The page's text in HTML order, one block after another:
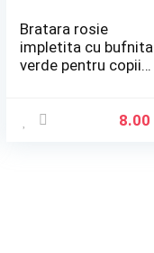
Bratara rosie
impletita cu bufnita
verde pentru copii
8.00